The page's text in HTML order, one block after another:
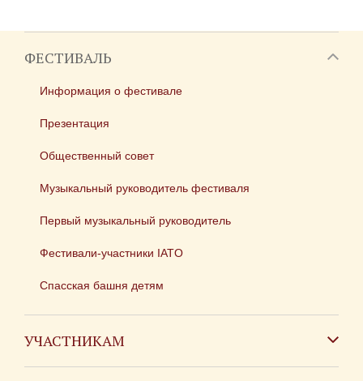
ФЕСТИВАЛЬ
Информация о фестивале
Презентация
Общественный совет
Музыкальный руководитель фестиваля
Первый музыкальный руководитель
Фестивали-участники IATO
Спасская башня детям
УЧАСТНИКАМ